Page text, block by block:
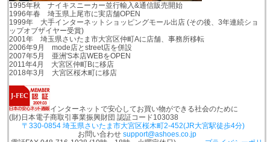
1995年秋 ナイキスニーカー並行輸入&通信販売開始
1996年春 埼玉県上尾市に実店舗OPEN
1999年 大手インターネットショッピングモール出店 (その後、3年連続ショ
ップオブザイヤー受賞)
2001年 埼玉県さいたま市大宮区仲町Aに店舗、事務所移転
2006年9月 mode店とstreet店を併設
2007年5月 亜洲'S本店WEBをOPEN
2011年4月 大宮区仲町Bに移店
2018年3月 大宮区桜木町に移店
インターネットで安心してお買い物ができる社会のために
(財)日本電子商取引事業振興財団 認証コード103038
〒330-0854 埼玉県さいたま市大宮区桜木町2-452(JR大宮駅徒歩4分)
お問い合わせ support@ashoes.co.jp